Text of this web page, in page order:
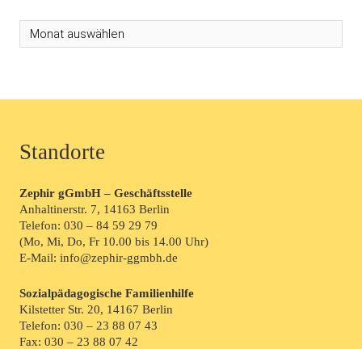
Archive
Standorte
Zephir gGmbH – Geschäftsstelle
Anhaltinerstr. 7, 14163 Berlin
Telefon: 030 – 84 59 29 79
(Mo, Mi, Do, Fr 10.00 bis 14.00 Uhr)
E-Mail: info@zephir-ggmbh.de
Sozialpädagogische Familienhilfe
Kilstetter Str. 20, 14167 Berlin
Telefon: 030 – 23 88 07 43
Fax: 030 – 23 88 07 42